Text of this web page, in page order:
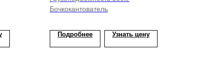
Бочкокантователь
Подробнее Узнать цену